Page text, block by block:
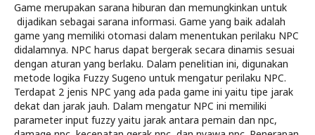
Game merupakan sarana hiburan dan memungkinkan untuk
dijadikan sebagai sarana informasi. Game yang baik adalah
game yang memiliki otomasi dalam menentukan perilaku NPC
didalamnya. NPC harus dapat bergerak secara dinamis sesuai
dengan aturan yang berlaku. Dalam penelitian ini, digunakan
metode logika Fuzzy Sugeno untuk mengatur perilaku NPC.
Terdapat 2 jenis NPC yang ada pada game ini yaitu tipe jarak
dekat dan jarak jauh. Dalam mengatur NPC ini memiliki
parameter input fuzzy yaitu jarak antara pemain dan npc,